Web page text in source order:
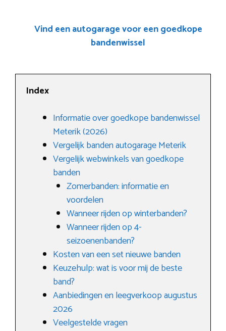
Vind een autogarage voor een goedkope
bandenwissel
Index
Informatie over goedkope bandenwissel
Meterik (2026)
Vergelijk banden autogarage Meterik
Vergelijk webwinkels van goedkope
banden
Zomerbanden: informatie en
voordelen
Wanneer rijden op winterbanden?
Wanneer rijden op 4-
seizoenenbanden?
Kosten van een set nieuwe banden
Keuzehulp: wat is voor mij de beste
band?
Aanbiedingen en leegverkoop augustus
2026
Veelgestelde vragen